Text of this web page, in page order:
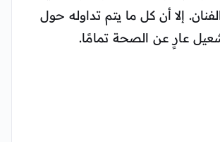
إلا أن كل ما يتم تداوله حول
عارٍ عن الصحة تمامًا.